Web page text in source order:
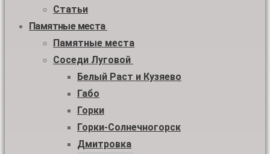
Статьи
Памятные места
Памятные места
Соседи Луговой
Белый Раст и Кузяево
Габо
Горки
Горки-Солнечногорск
Дмитровка